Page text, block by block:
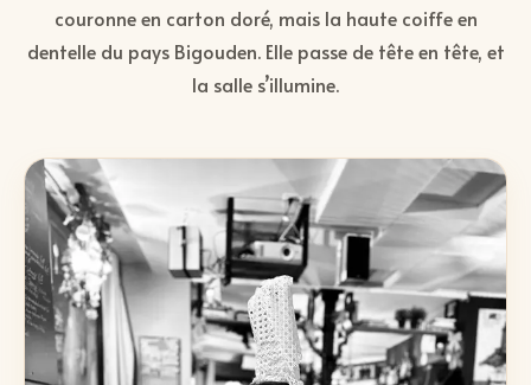
couronne en carton doré, mais la haute coiffe en
dentelle du pays Bigouden. Elle passe de tête en tête, et
la salle s’illumine.